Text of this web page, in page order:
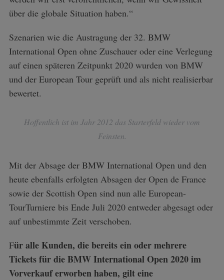
über die globale Situation haben.“
Szenarien wie die Austragung der 32. BMW
International Open ohne Zuschauer oder eine Verlegung
auf einen späteren Zeitpunkt 2020 wurden von BMW
und der European Tour geprüft und als nicht realisierbar
bewertet.
Hoffentlich ist im Jahr 2012 das Starterfeld wieder vom
Feinsten.
Mit der Absage der BMW International Open und den
heute ebenfalls erfolgten Absagen der Open de France
sowie der Scottish Open sind nun alle European-
TourTurniere bis Ende Juli 2020 entweder abgesagt oder
auf unbestimmte Zeit verschoben.
Für alle Kunden, die bereits ein oder mehrere
Tickets für die BMW International Open 2020 im
Vorverkauf erworben haben, gilt eine